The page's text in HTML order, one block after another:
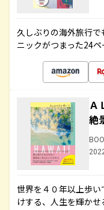
久しぶりの海外旅行
ニックがつまった24
Ａ
絶
世界を４０年以上歩
けする、人生を輝か